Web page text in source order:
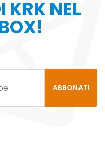
KRK NEL
ABBONATI